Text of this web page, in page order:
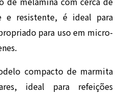
e resistente, é ideal para
para uso em micro-
compacto de marmita
ideal para refeições